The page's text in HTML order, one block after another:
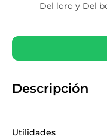
Del loro y Del
Descripción
Utilidades